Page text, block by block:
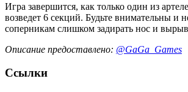
Игра завершится, как только один из
возведет 6 секций. Будьте внимательны и
соперникам слишком задирать нос и
Описание предоставлено: @GaGa_Games
Ссылки